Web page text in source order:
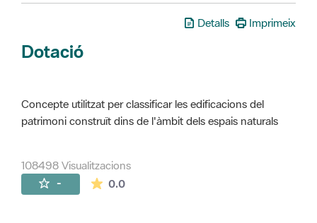
Detalls Imprimeix
Dotació
Concepte utilitzat per classificar les edificacions del
patrimoni construït dins de l'àmbit dels espais naturals
108498 Visualitzacions
- 0.0La mitjana de les valoracions és de 0